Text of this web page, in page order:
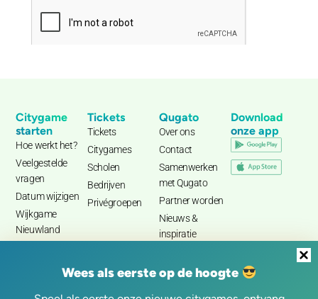
Wees als eerste op de hoogte
Citygame
starten
Hoe werkt het?
Veelgestelde
vragen
Datum wijzigen
Wijkgame
Nieuwland
Tickets
Tickets
Citygames
Scholen
Bedrijven
Privégroepen
Qugato
Over ons
Contact
Samenwerken
met Qugato
Partner worden
Nieuws &
inspiratie
Download
onze app